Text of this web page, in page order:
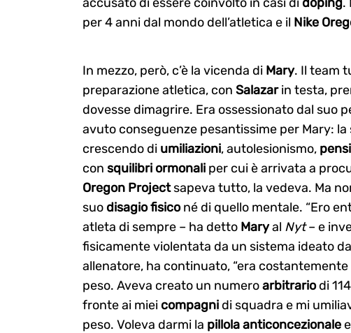
per 4 anni dal mondo dell’atletica e il Nike
In mezzo, però, c’è la vicenda di Mary. Il team
preparazione atletica, con Salazarin testa,
dovesse dimagrire. Era ossessionato dal suo
avuto conseguenze pesantissime per Mary:
crescendo di umiliazioni, autolesionismo,
con squilibri ormonaliper cui è arrivata a
Oregon Projectsapeva tutto, la vedeva. Ma
suo disagiofisiconé di quello mentale. “Ero
atleta di sempre – ha detto Maryal Nyt– e
fisicamente violentata da un sistema ideato da
allenatore, ha continuato, “era
peso. Aveva creato un numeroarbitrariodi
fronte ai miei compagnidi squadra e mi
peso. Voleva darmi la pillola anticoncezionale